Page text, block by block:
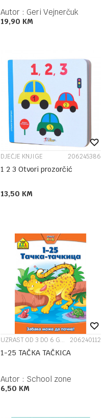
Autor : Geri Vejnerčuk
19,90 KM
DJEČJE KNJIGE 206245386
1 2 3 Otvori prozorčić
13,50 KM
UZRAST OD 3 DO 6 GODINA 206240112
1-25 TAČKA TAČKICA
Autor : School zone
6,50 KM